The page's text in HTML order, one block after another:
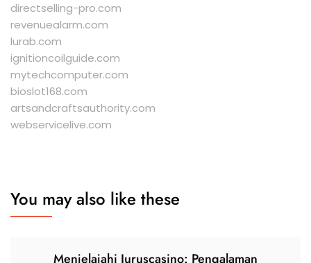
directselling-pro.com
revenuealarm.com
lurab.com
ignitioncoilguide.com
mytechcomputer.com
bioslot168.com
artsandcraftsauthority.com
webservicelive.com
You may also like these
Menjelajahi Juruscasino: Pengalaman